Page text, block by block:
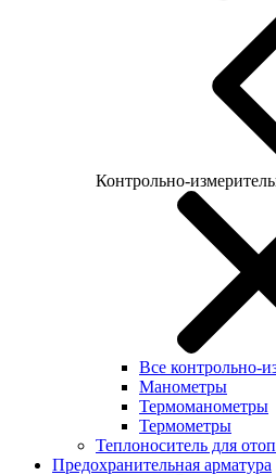
Контрольно-
Все контрольно-
Манометры
Термоманометры
Термометры
Теплоноситель для
Предохранительная арматура